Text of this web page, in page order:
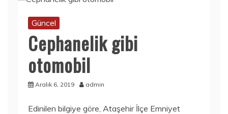
Güncel
Cephanelik gibi
otomobil
Aralık 6, 2019 admin
Edinilen bilgiye göre, Ataşehir İlçe Emniyet